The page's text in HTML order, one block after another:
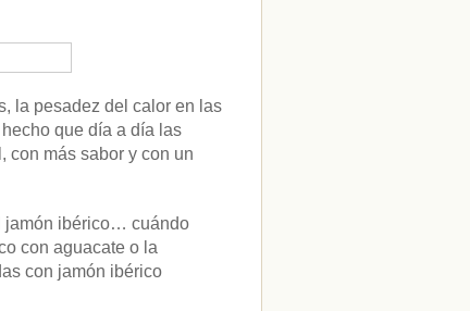
la pesadez del calor en las
que día a día las
con más sabor y con un
jamón ibérico… cuándo
con aguacate o la
con jamón ibérico